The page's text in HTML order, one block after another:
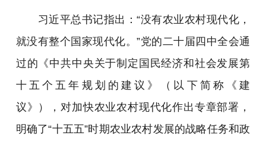
习近平总书记指出：“没有农业农村现代化，
就没有整个国家现代化。”党的二十届四中全会通
过的《中共中央关于制定国民经济和社会发展第
十五个五年规划的建议》（以下简称《建
议》），对加快农业农村现代化作出专章部署，
明确了“十五五”时期农业农村发展的战略任务和政